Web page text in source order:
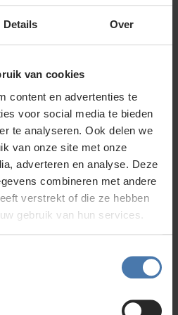
Details Over
van cookies
content en advertenties te
voor social media te bieden
te analyseren. Ook delen we
van onze site met onze
adverteren en analyse. Deze
combineren met andere
verstrekt of die ze hebben
gebruik van hun services.
statief
Oorspronkelijke
prijs
was:
59,00.